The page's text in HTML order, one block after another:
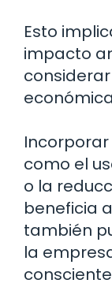
Esto
impacto
como el
o la
beneficia
también
la